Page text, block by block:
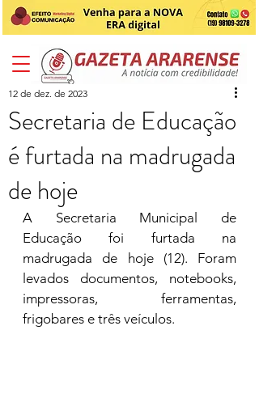
Secretaria de Educação
é furtada na madrugada
de hoje
12 de dez. de 2023
A Secretaria Municipal de
Educação foi furtada na
madrugada de hoje (12). Foram
levados documentos, notebooks,
impressoras, ferramentas,
frigobares e três veículos.